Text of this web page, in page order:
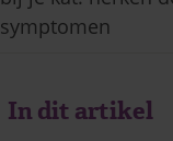
symptomen
In dit artikel